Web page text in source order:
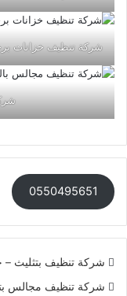
شركة تنظيف خزانات
0550495651
شركة تنظيف بتثليث –
شركة تنظيف مجالس